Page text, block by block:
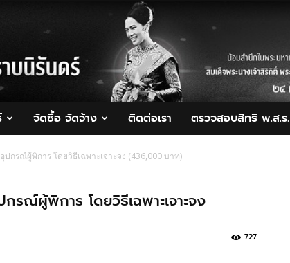
จัดซื้อ จัดจ้าง ติดต่อเรา ตรวจสอบสิทธิ พ.ส.ร.
กรณ์ผู้พิการ โดยวิธีเฉพาะเจาะจง (436,000 บาท)
รณ์ผู้พิการ โดยวิธีเฉพาะเจาะจง
727